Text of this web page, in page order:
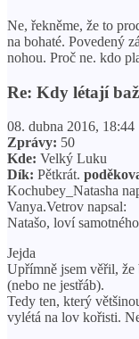
Ne, řekněme, že to
na bohaté. Povedený
nohou. Proč ne. kdo
Re: Kdy létají
08. dubna 2016, 18:44
Zprávy: 50
Kde: Velký Luku
Dík: Pětkrát.
Kochubey_Natasha
Vanya.Vetrov napsal:
Natašo, loví
Jejda
Upřímně jsem věřil, že
(nebo ne jestřáb).
Tedy ten, který
vylétá na lov kořisti.